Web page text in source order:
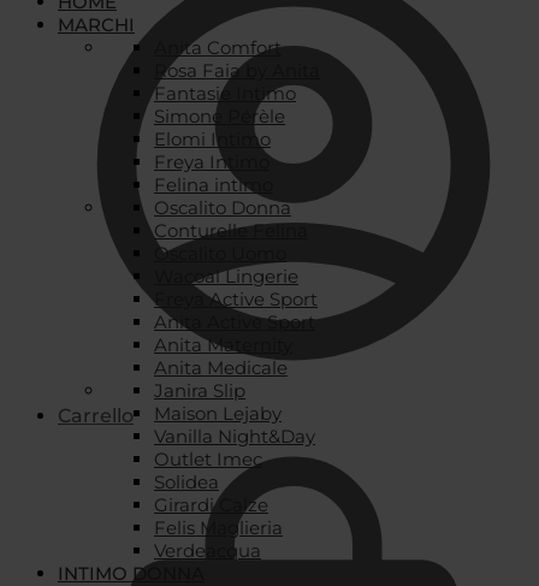
Carrello
MARCHI
Anita Comfort
Rosa Faia by Anita
Fantasie Intimo
Simone Pérèle
Elomi Intimo
Freya Intimo
Felina intimo
Oscalito Donna
Conturelle Felina
Oscalito Uomo
Wacoal Lingerie
Freya Active Sport
Anita Active Sport
Anita Maternity
Anita Medicale
Janira Slip
Maison Lejaby
Vanilla Night&Day
Outlet Imec
Solidea
Girardi Calze
Felis Maglieria
Verdeacqua
INTIMO DONNA